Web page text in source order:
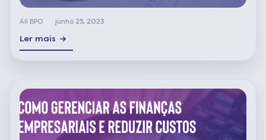
All BPO junho 25, 2023
Ler mais